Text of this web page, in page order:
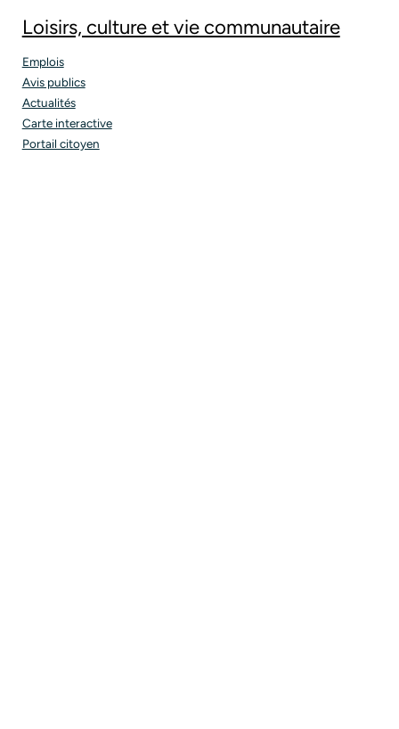
Loisirs, culture et vie communautaire
Emplois
Avis publics
Actualités
Carte interactive
Portail citoyen